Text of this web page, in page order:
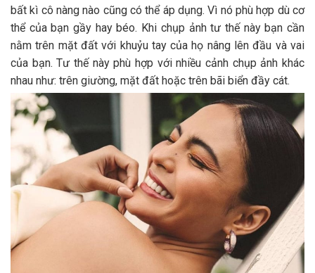
bất kì cô nàng nào cũng có thể áp dụng. Vì nó phù hợp dù cơ
thể của bạn gầy hay béo. Khi chụp ảnh tư thế này bạn cần
nằm trên mặt đất với khuỷu tay của họ nâng lên đầu và vai
của bạn. Tư thế này phù hợp với nhiều cảnh chụp ảnh khác
nhau như: trên giường, mặt đất hoặc trên bãi biển đầy cát.